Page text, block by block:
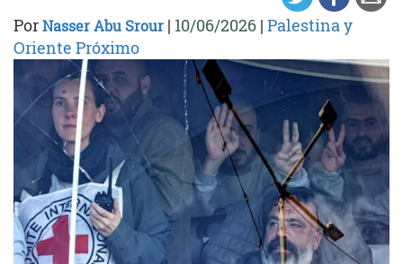
PorNasser Abu Srour | 10/06/2026 | Palestina y
Oriente Próximo